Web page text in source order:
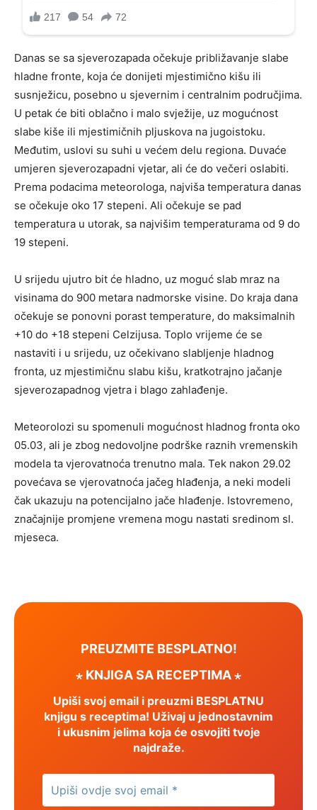
Danas se sa sjeverozapada očekuje približavanje slabe
hladne fronte, koja će donijeti mjestimično kišu ili
susnježicu, posebno u sjevernim i centralnim područjima.
U petak će biti oblačno i malo svježije, uz mogućnost
slabe kiše ili mjestimičnih pljuskova na jugoistoku.
Međutim, uslovi su suhi u većem delu regiona. Duvaće
umjeren sjeverozapadni vjetar, ali će do večeri oslabiti.
Prema podacima meteorologa, najviša temperatura danas
se očekuje oko 17 stepeni. Ali očekuje se pad
temperatura u utorak, sa najvišim temperaturama od 9 do
19 stepeni.
U srijedu ujutro bit će hladno, uz moguć slab mraz na
visinama do 900 metara nadmorske visine. Do kraja dana
očekuje se ponovni porast temperature, do maksimalnih
+10 do +18 stepeni Celzijusa. Toplo vrijeme će se
nastaviti i u srijedu, uz očekivano slabljenje hladnog
fronta, uz mjestimičnu slabu kišu, kratkotrajno jačanje
sjeverozapadnog vjetra i blago zahlađenje.
Meteorolozi su spomenuli mogućnost hladnog fronta oko
05.03, ali je zbog nedovoljne podrške raznih vremenskih
modela ta vjerovatnoća trenutno mala. Tek nakon 29.02
povećava se vjerovatnoća jačeg hlađenja, a neki modeli
čak ukazuju na potencijalno jače hlađenje. Istovremeno,
značajnije promjene vremena mogu nastati sredinom sl.
mjeseca.
PREUZMITE BESPLATNO!
⋆ KNJIGA SA RECEPTIMA ⋆
Upiši svoj email i preuzmi BESPLATNU
knjigu s receptima! Uživaj u jednostavnim
i ukusnim jelima koja će osvojiti tvoje
najdraže.